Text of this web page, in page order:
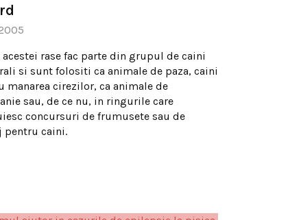
rase fac parte din grupul de caini
si sunt folositi ca animale de paza, caini
manarea cirezilor, ca animale de
sau, de ce nu, in ringurile care
concursuri de frumusete sau de
pentru caini.